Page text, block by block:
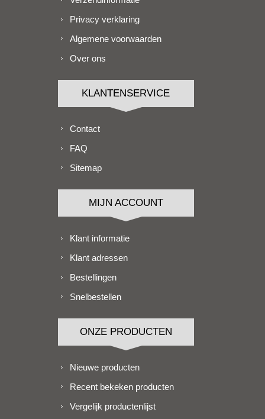
Privacy verklaring
Algemene voorwaarden
Over ons
KLANTENSERVICE
Contact
FAQ
Sitemap
MIJN ACCOUNT
Klant informatie
Klant adressen
Bestellingen
Snelbestellen
ONZE PRODUCTEN
Nieuwe producten
Recent bekeken producten
Vergelijk productenlijst